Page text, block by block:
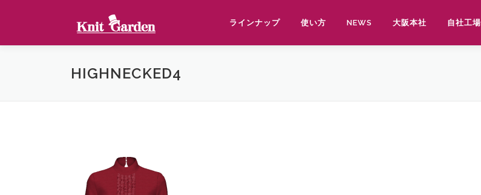
ン
ラインナップ 使い方 NEWS 大阪本社 自社工場
HIGHNECKED4